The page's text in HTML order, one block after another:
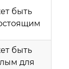
быть
быть
для